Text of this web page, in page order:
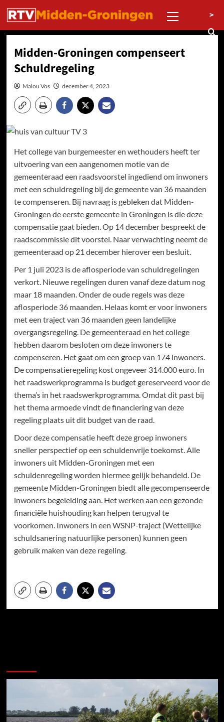
naar
inhoud
menu
>
Midden-Groningen compenseert
Schuldregeling
Malou Vos december 4, 2023
Het college van burgemeester en wethouders heeft ter
uitvoering van een aangenomen motie van de
gemeenteraad een raadsvoorstel ingediend om inwoners
met een schuldregeling bij de gemeente van 36 maanden
te compenseren. Bij navraag is gebleken dat Midden-
Groningen de eerste gemeente in Groningen is die deze
compensatie gaat bieden. Op 14 december bespreekt de
raadscommissie dit voorstel. Naar verwachting neemt de
gemeenteraad op 21 december hierover een besluit.
Per 1 juli 2023 is de aflosperiode van schuldregelingen
verkort. Nieuwe regelingen duren vanaf deze datum nog
maar 18 maanden. Onder de oude regels was deze
aflosperiode 36 maanden. Helaas komt er voor inwoners
met een traject van 36 maanden geen landelijke
overgangsregeling. De gemeenteraad en het college
hebben daarom besloten om deze inwoners te
compenseren. Het gaat om een groep van 174 inwoners.
De compensatieregeling kost ongeveer 314.000 euro. In
het raadswerkprogramma is budget gereserveerd voor de
thema’s in het raadswerkprogramma. Omdat dit past bij
het thema armoede vindt de financiering van deze
regeling plaats uit dit budget van de raad.
Door deze compensatie heeft deze groep inwoners
sneller perspectief op een schuldenvrije toekomst. Alle
inwoners uit Midden-Groningen met een
schuldenregeling worden hiermee gelijk behandeld. De
gemeente Midden-Groningen biedt alle gecompenseerde
inwoners begeleiding aan. Het werken aan een gezonde
financiële huishouding kan helpen terugval te
voorkomen. Inwoners in een WSNP-traject (Wettelijke
schuldsanering natuurlijke personen) kunnen geen
gebruik maken van deze regeling.